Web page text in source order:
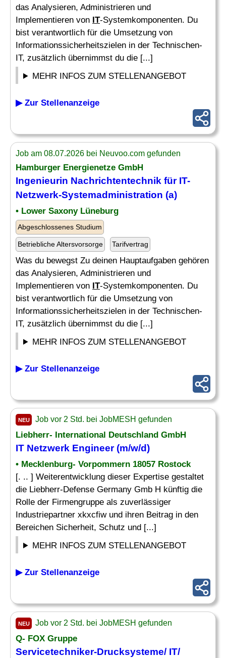
das Analysieren, Administrieren und
Implementieren von IT-Systemkomponenten. Du
bist verantwortlich für die Umsetzung von
Informationssicherheitszielen in der Technischen-
IT, zusätzlich übernimmst du die [...]
MEHR INFOS ZUM STELLENANGEBOT
▶ Zur Stellenanzeige
Job am 08.07.2026 bei Neuvoo.com gefunden
Hamburger Energienetze GmbH
Ingenieurin Nachrichtentechnik für IT-
Netzwerk-Systemadministration (a)
• Lower Saxony Lüneburg
Abgeschlossenes Studium
Betriebliche Altersvorsorge Tarifvertrag
Was du bewegst Zu deinen Hauptaufgaben gehören
das Analysieren, Administrieren und
Implementieren von IT-Systemkomponenten. Du
bist verantwortlich für die Umsetzung von
Informationssicherheitszielen in der Technischen-
IT, zusätzlich übernimmst du die [...]
MEHR INFOS ZUM STELLENANGEBOT
▶ Zur Stellenanzeige
NEU Job vor 2 Std. bei JobMESH gefunden
Liebherr- International Deutschland GmbH
IT Netzwerk Engineer (m/w/d)
• Mecklenburg- Vorpommern 18057 Rostock
[. .. ] Weiterentwicklung dieser Expertise gestaltet
die Liebherr-Defense Germany Gmb H künftig die
Rolle der Firmengruppe als zuverlässiger
Industriepartner xkxcfiw und ihren Beitrag in den
Bereichen Sicherheit, Schutz und [...]
MEHR INFOS ZUM STELLENANGEBOT
▶ Zur Stellenanzeige
NEU Job vor 2 Std. bei JobMESH gefunden
Q- FOX Gruppe
Servicetechniker-Drucksysteme/ IT/